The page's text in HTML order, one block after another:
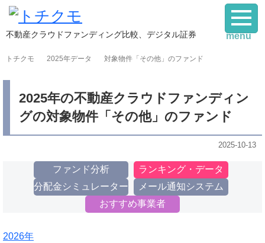
不動産クラウドファンディング比較、デジタル証券
トチクモ 2025年データ 対象物件「その他」のファンド
2025年の不動産クラウドファンディン
グの対象物件「その他」のファンド
2025-10-13
ファンド分析
ランキング・データ
分配金シミュレーター
メール通知システム
おすすめ事業者
2026年
menu